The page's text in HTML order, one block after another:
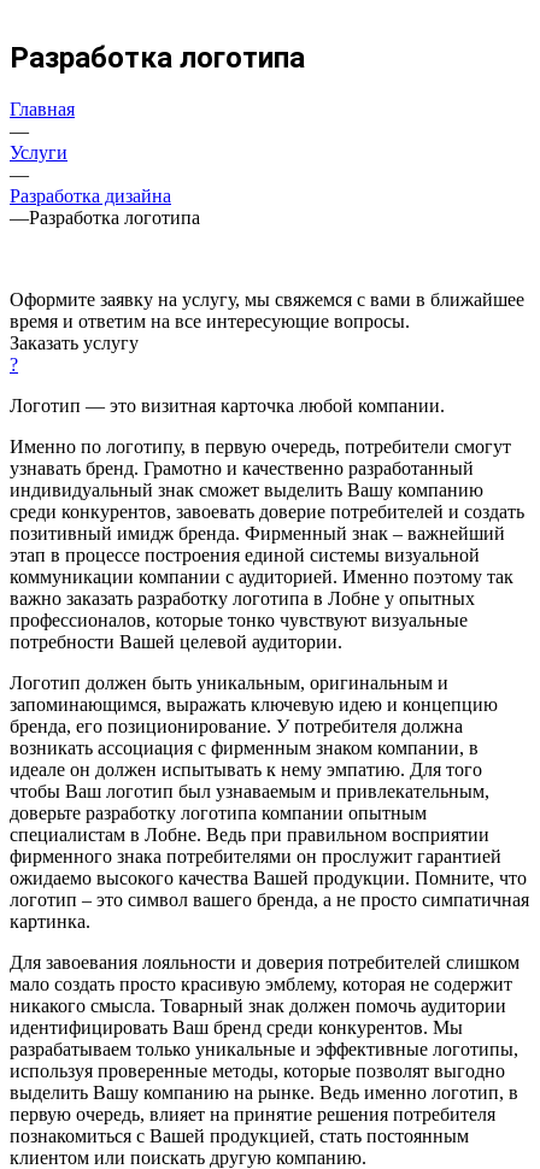
Разработка логотипа
Главная
—
Услуги
—
Разработка дизайна
—Разработка логотипа
Оформите заявку на услугу, мы свяжемся с вами в ближайшее
время и ответим на все интересующие вопросы.
Заказать услугу
?
Логотип — это визитная карточка любой компании.
Именно по логотипу, в первую очередь, потребители смогут
узнавать бренд. Грамотно и качественно разработанный
индивидуальный знак сможет выделить Вашу компанию
среди конкурентов, завоевать доверие потребителей и создать
позитивный имидж бренда. Фирменный знак – важнейший
этап в процессе построения единой системы визуальной
коммуникации компании с аудиторией. Именно поэтому так
важно заказать разработку логотипа в Лобне у опытных
профессионалов, которые тонко чувствуют визуальные
потребности Вашей целевой аудитории.
Логотип должен быть уникальным, оригинальным и
запоминающимся, выражать ключевую идею и концепцию
бренда, его позиционирование. У потребителя должна
возникать ассоциация с фирменным знаком компании, в
идеале он должен испытывать к нему эмпатию. Для того
чтобы Ваш логотип был узнаваемым и привлекательным,
доверьте разработку логотипа компании опытным
специалистам в Лобне. Ведь при правильном восприятии
фирменного знака потребителями он прослужит гарантией
ожидаемо высокого качества Вашей продукции. Помните, что
логотип – это символ вашего бренда, а не просто симпатичная
картинка.
Для завоевания лояльности и доверия потребителей слишком
мало создать просто красивую эмблему, которая не содержит
никакого смысла. Товарный знак должен помочь аудитории
идентифицировать Ваш бренд среди конкурентов. Мы
разрабатываем только уникальные и эффективные логотипы,
используя проверенные методы, которые позволят выгодно
выделить Вашу компанию на рынке. Ведь именно логотип, в
первую очередь, влияет на принятие решения потребителя
познакомиться с Вашей продукцией, стать постоянным
клиентом или поискать другую компанию.